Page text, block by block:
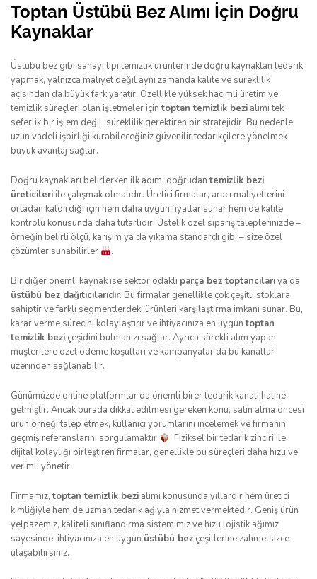
Toptan Üstübü Bez Alımı İçin Doğru
Kaynaklar
Üstübü bez gibi sanayi tipi temizlik ürünlerinde doğru kaynaktan tedarik
yapmak, yalnızca maliyet değil aynı zamanda kalite ve süreklilik
açısından da büyük fark yaratır. Özellikle yüksek hacimli üretim ve
temizlik süreçleri olan işletmeler içintoptan temizlik bezi alımı tek
seferlik bir işlem değil, süreklilik gerektiren bir stratejidir. Bu nedenle
uzun vadeli işbirliği kurabileceğiniz güvenilir tedarikçilere yönelmek
büyük avantaj sağlar.
Doğru kaynakları belirlerken ilk adım, doğrudantemizlik bezi
üreticileri ile çalışmak olmalıdır. Üretici firmalar, aracı maliyetlerini
ortadan kaldırdığı için hem daha uygun fiyatlar sunar hem de kalite
kontrolü konusunda daha tutarlıdır. Üstelik özel sipariş taleplerinizde –
örneğin belirli ölçü, karışım ya da yıkama standardı gibi – size özel
çözümler sunabilirler
.
Bir diğer önemli kaynak ise sektör odaklı parça bez toptancılarıya da
üstübü bez dağıtıcılarıdır. Bu firmalar genellikle çok çeşitli stoklara
sahiptir ve farklı segmentlerdeki ürünleri karşılaştırma imkanı sunar. Bu,
karar verme sürecini kolaylaştırır ve ihtiyacınıza en uyguntoptan
temizlik bezi çeşidini bulmanızı sağlar. Ayrıca sürekli alım yapan
müşterilere özel ödeme koşulları ve kampanyalar da bu kanallar
üzerinden sağlanabilir.
Günümüzde online platformlar da önemli birer tedarik kanalı haline
gelmiştir. Ancak burada dikkat edilmesi gereken konu, satın alma öncesi
ürün örneği talep etmek, kullanıcı yorumlarını incelemek ve firmanın
geçmiş referanslarını sorgulamaktır
. Fiziksel bir tedarik zinciri ile
dijital kolaylığı birleştiren firmalar, genellikle bu süreçleri daha hızlı ve
verimli yönetir.
Firmamız,toptan temizlik bezi alımı konusunda yıllardır hem üretici
kimliğiyle hem de uzman tedarik ağıyla hizmet vermektedir. Geniş ürün
yelpazemiz, kaliteli sınıflandırma sistemimiz ve hızlı lojistik ağımız
sayesinde, ihtiyacınıza en uygun üstübü bez çeşitlerine zahmetsizce
ulaşabilirsiniz.